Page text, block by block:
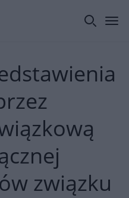
związku